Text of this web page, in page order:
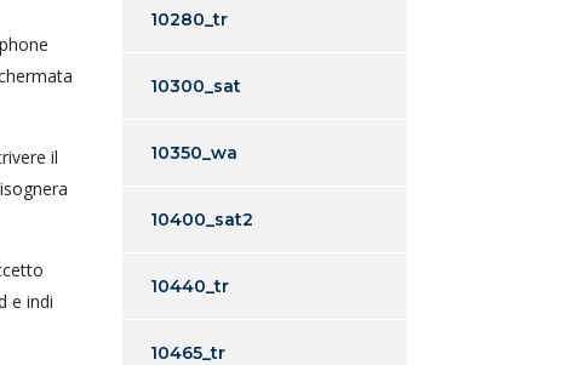
il
e indi
10280_tr
10300_sat
10350_wa
10400_sat2
10440_tr
10465_tr